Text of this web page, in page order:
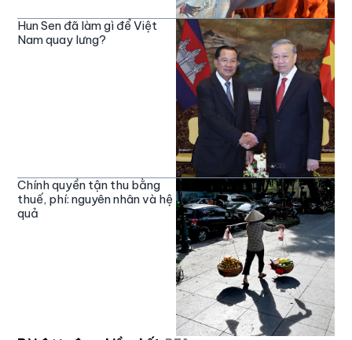
Hun Sen đã làm gì để Việt
Nam quay lưng?
Chính quyền tận thu bằng
thuế, phí: nguyên nhân và hệ
quả